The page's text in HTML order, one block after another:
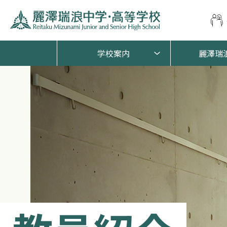
学校案内 麗澤瑞